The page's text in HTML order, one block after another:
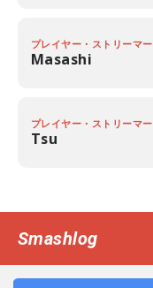
プレイヤー・ストリーマー
Masashi
プレイヤー・ストリーマー
Tsu
Smashlog